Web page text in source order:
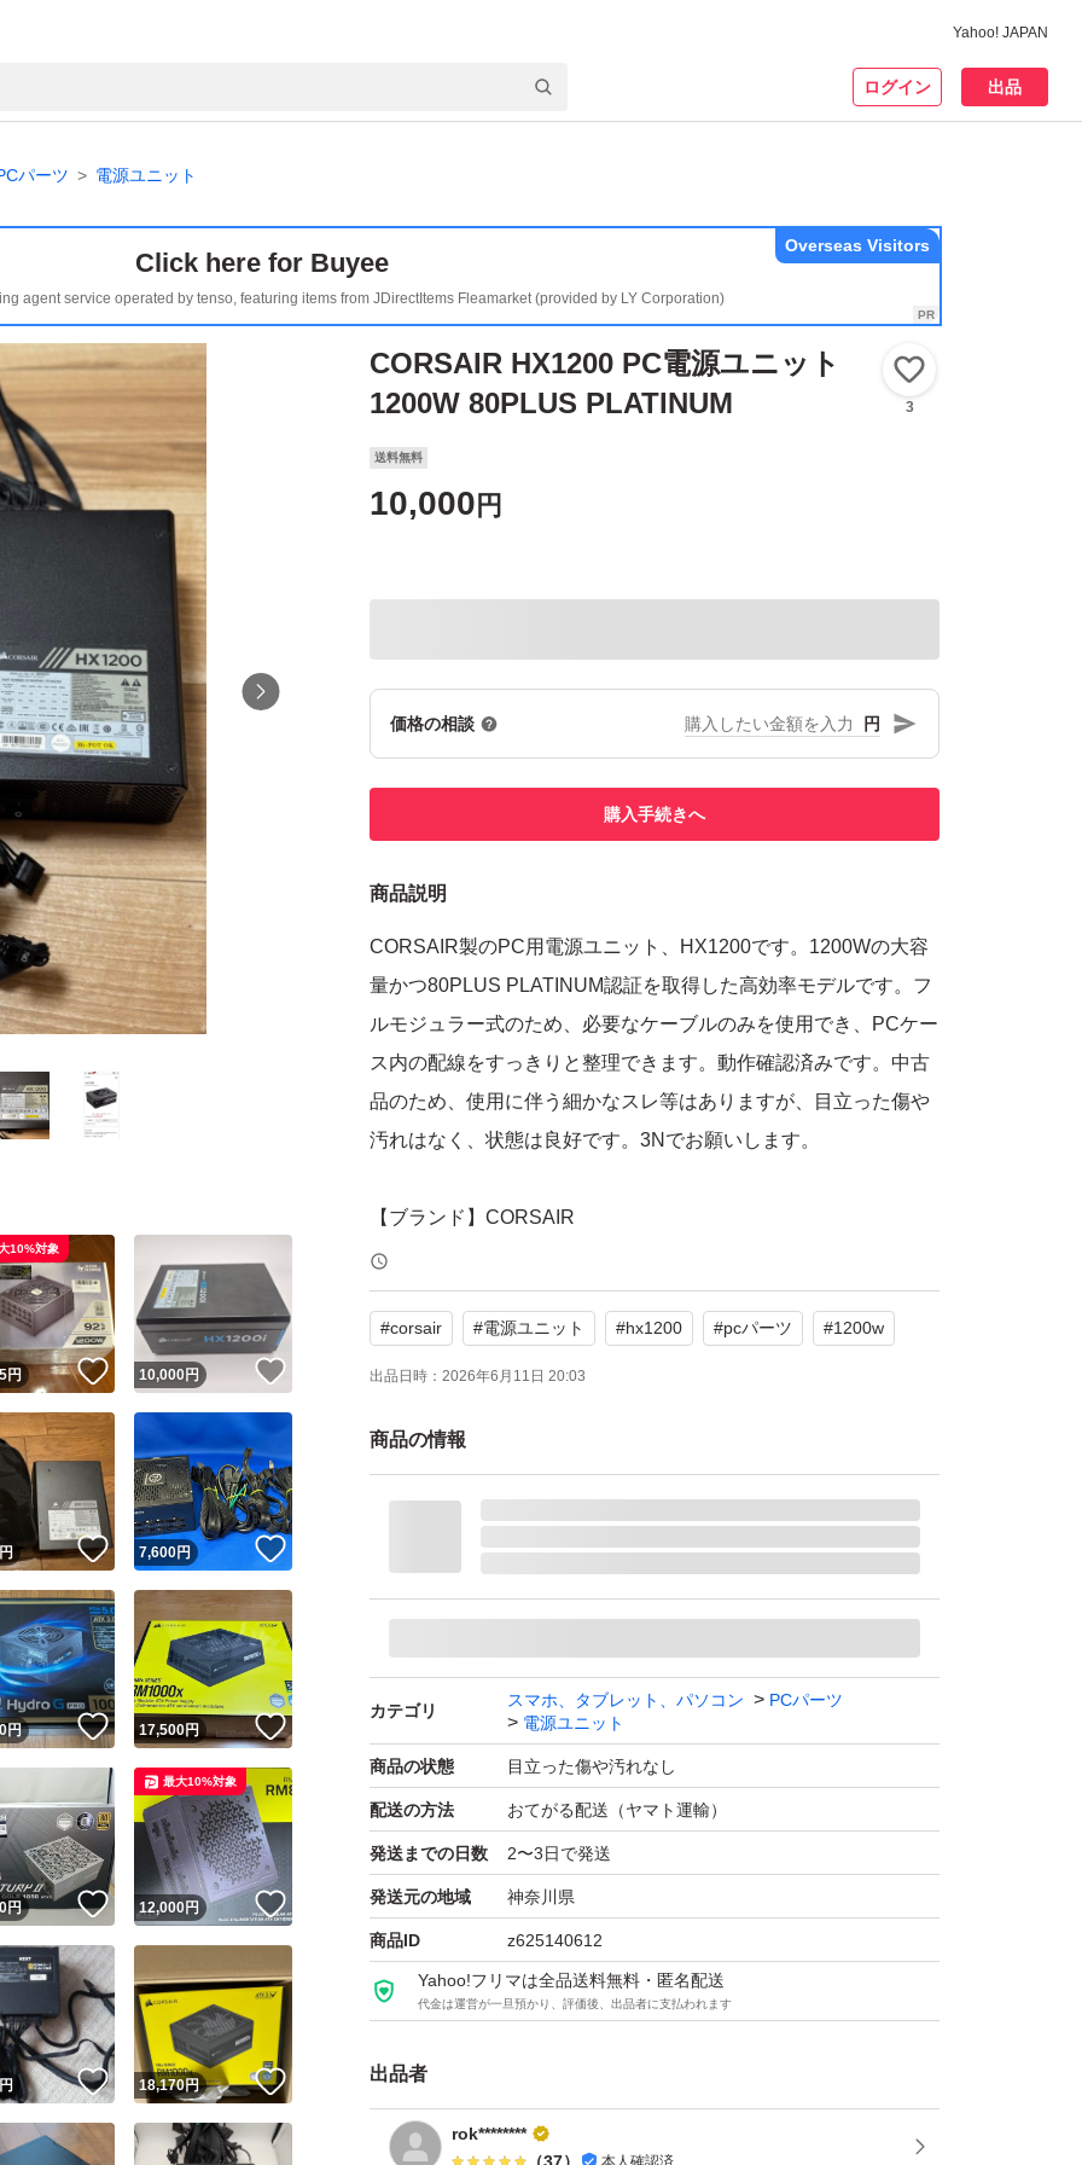
Yahoo! JAPAN
ログイン 出品
パーツ 電源ユニット
Click here for Buyee
agent service operated by tenso, featuring items from JDirectItems Fleamarket (provided by LY Corporation)
Overseas Visitors
CORSAIR HX1200 PC電源ユニット
1200W 80PLUS PLATINUM
3
送料無料
10,000 円
価格の相談 円
購入手続きへ
商品説明
CORSAIR製のPC用電源ユニット、HX1200です。1200Wの大容
量かつ80PLUS PLATINUM認証を取得した高効率モデルです。フ
ルモジュラー式のため、必要なケーブルのみを使用でき、PCケー
ス内の配線をすっきりと整理できます。動作確認済みです。中古
品のため、使用に伴う細かなスレ等はありますが、目立った傷や
汚れはなく、状態は良好です。3Nでお願いします。
【ブランド】CORSAIR
【モデル】HX1200
【出力】1200W
【認証】80PLUS PLATINUM
【付属品】画像に写っているケーブル類
よろしくお願いいたします。
取得 1200W高効率電源ユニット
#corsair #電源ユニット #hx1200 #pcパーツ #1200w
出品日時： 2026年6月11日 20:03
商品の情報
カテゴリ
スマホ、タブレット、パソコン
PCパーツ
電源ユニット
商品の状態 目立った傷や汚れなし
配送の方法 おてがる配送（ヤマト運輸）
発送までの日数 2〜3日で発送
発送元の地域 神奈川県
商品ID z625140612
Yahoo!フリマは全品送料無料・匿名配送
代金は運営が一旦預かり、評価後、出品者に支払われます
出品者
rok********
（37） 本人確認済
円 いいね！
10%対象
10,000円
円 いいね！
7,600円
円 いいね！
17,500円
円 いいね！
12,000円
最大10%対象
円 いいね！
18,170円 いいね！